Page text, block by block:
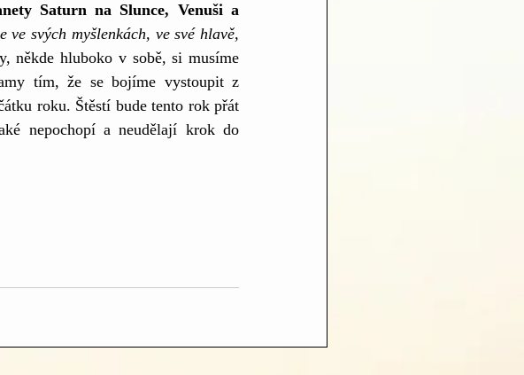
Saturn na Slunce, Venuši a
ve svých myšlenkách, ve své hlavě,
někde hluboko v sobě, si musíme
tím, že se bojíme vystoupit z
roku. Štěstí bude tento rok přát
nepochopí a neudělají krok do